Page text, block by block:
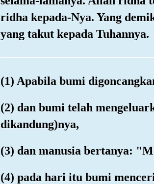
ridha kepada-Nya. Yang
yang takut kepada Tuhannya.
(1) Apabila bumi
(2) dan bumi telah
dikandung)nya,
(3) dan manusia bertanya:
(4) pada hari itu bumi